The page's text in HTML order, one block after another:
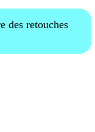
des retouches